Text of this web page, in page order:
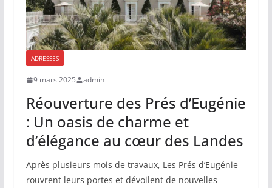
ADRESSES
9 mars 2025 admin
Réouverture des Prés d’Eugénie
: Un oasis de charme et
d’élégance au cœur des Landes
Après plusieurs mois de travaux, Les Prés d’Eugénie
rouvrent leurs portes et dévoilent de nouvelles